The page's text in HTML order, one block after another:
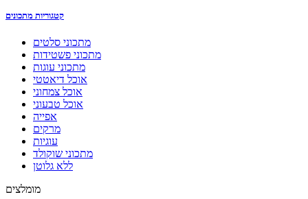
קטגוריות מתכונים
מתכוני סלטים
מתכוני פשטידות
מתכוני עוגות
אוכל דיאטטי
אוכל צמחוני
אוכל טבעוני
אפייה
מרקים
עוגיות
מתכוני שוקולד
ללא גלוטן
מומלצים